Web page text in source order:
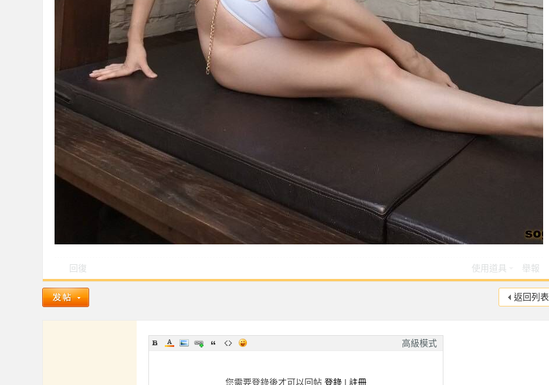
魚
2023-11-17
★★★★★ ★★★★★
★★★★★
2023-11-14
★★★★★ ★★★★★
★★★★★
2023-11-14
★★★★★
★★★★★
2023-10-31
★★★★★
2023-10-27
★★★★★ ★★★★★
★★★★★
★★★★★
★★★★★
2023-10-06
回報日期
2023-09-09
★★★★★
★★★★★
2023-09-02
★★★★★ ★★★★★
★★★★★
2023-08-26
★★★★★ ★★★★★
★★★★★
2023-08-22
★★★★★ ★★★★★
★★★★★
2023-08-19
★★★★★ ★★★★★
★★★★★
2023-08-12
★★★★★ ★★★★★
★★★★★
2023-07-28
★★★★★
★★★★★
2021-01-04
★★★ ★★★★
回復 使用道具 舉報
返回列表
高級模式
您需要登錄後才可以回帖 登錄 | 註冊